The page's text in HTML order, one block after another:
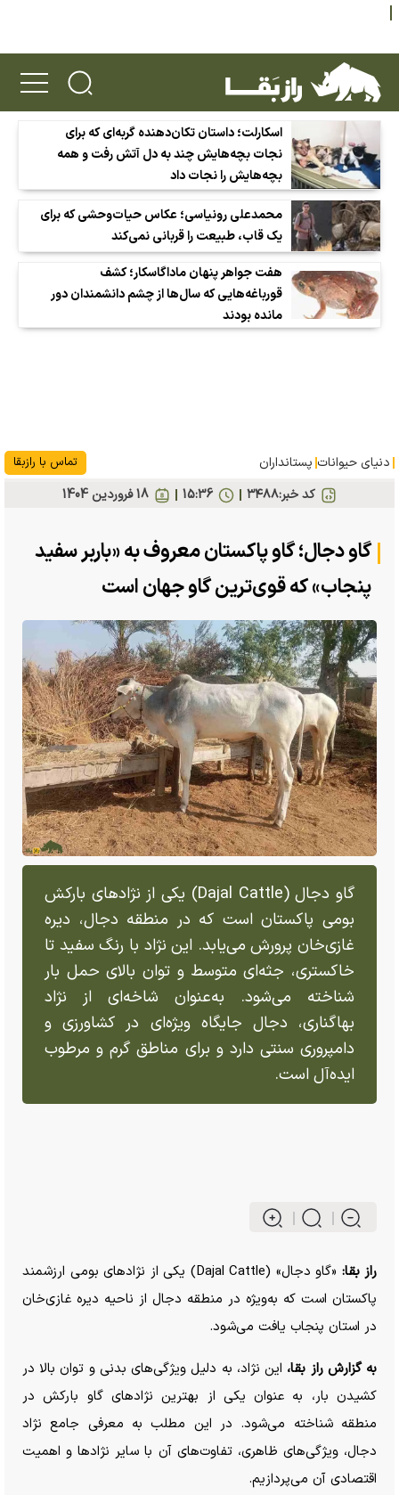
اسکارلت؛ داستان تکان‌دهنده گربه‌ای که برای
نجات بچه‌هایش چند به دل آتش رفت و همه
بچه‌هایش را نجات داد
محمدعلی رونیاسی؛ عکاس حیات‌وحشی که برای
یک قاب، طبیعت را قربانی نمی‌کند
هفت جواهر پنهان ماداگاسکار؛ کشف
قورباغه‌هایی که سال‌ها از چشم دانشمندان دور
مانده بودند
دنیای حیوانات پستانداران تماس با رازبقا
کد خبر:۳۴۸۸ 18 فروردين 1404 15:36
گاو دجال؛ گاو پاکستان معروف به «باربر سفید
پنجاب» که قوی‌ترین گاو جهان است
گاو دجال (Dajal Cattle) یکی از نژاد‌های بارکش
بومی پاکستان است که در منطقه دجال، دیره
غازی‌خان پرورش می‌یابد. این نژاد با رنگ سفید تا
خاکستری، جثه‌ای متوسط و توان بالای حمل بار
شناخته می‌شود. به‌عنوان شاخه‌ای از نژاد
بهاگناری، دجال جایگاه ویژه‌ای در کشاورزی و
دامپروری سنتی دارد و برای مناطق گرم و مرطوب
ایده‌آل است.
راز بقا:
«گاو دجال» (Dajal Cattle) یکی از نژاد‌های بومی ارزشمند
پاکستان است که به‌ویژه در منطقه دجال از ناحیه دیره غازی‌خان
در استان پنجاب یافت می‌شود.
به گزارش راز بقا، این نژاد، به دلیل ویژگی‌های بدنی و توان بالا در
کشیدن بار، به عنوان یکی از بهترین نژاد‌های گاو بارکش در
منطقه شناخته می‌شود. در این مطلب به معرفی جامع نژاد
دجال، ویژگی‌های ظاهری، تفاوت‌های آن با سایر نژاد‌ها و اهمیت
اقتصادی آن می‌پردازیم.